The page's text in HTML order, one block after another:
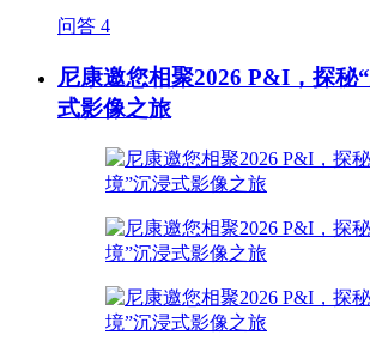
问答 4
尼康邀您相聚2026 P&I，探秘
式影像之旅